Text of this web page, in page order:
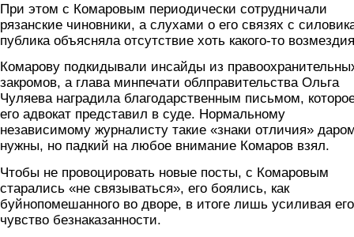
При этом с Комаровым периодически сотрудничали
рязанские чиновники, а слухами о его связях с
публика объясняла отсутствие хоть какого-то
Комарову подкидывали инсайды из
закромов, а глава минпечати облправительства Ольга
Чуляева наградила благодарственным письмом,
его адвокат представил в суде. Нормальному
независимому журналисту такие «знаки отличия»
нужны, но падкий на любое внимание Комаров взял.
Чтобы не провоцировать новые посты, с Комаровым
старались «не связываться», его боялись, как
буйнопомешанного во дворе, в итоге лишь усиливая его
чувство безнаказанности.